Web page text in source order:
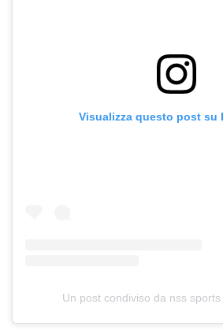
Visualizza questo post su
Un post condiviso da nss